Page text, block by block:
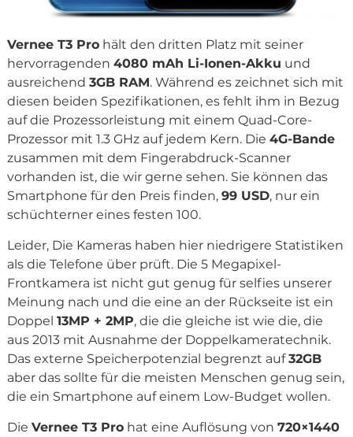
Vernee T3 Prohält den dritten Platz mit seiner
hervorragenden 4080 mAh Li-Ionen-Akku und
ausreichend 3GB RAM. Während es zeichnet sich mit
diesen beiden Spezifikationen, es fehlt ihm in Bezug
auf die Prozessorleistung mit einem Quad-Core-
Prozessor mit 1.3 GHz auf jedem Kern. Die 4G-Bande
zusammen mit dem Fingerabdruck-Scanner
vorhanden ist, die wir gerne sehen. Sie können das
Smartphone für den Preis finden, 99 USD, nur ein
schüchterner eines festen 100.
Leider, Die Kameras haben hier niedrigere Statistiken
als die Telefone über prüft. Die 5 Megapixel-
Frontkamera ist nicht gut genug für selfies unserer
Meinung nach und die eine an der Rückseite ist ein
Doppel 13MP + 2MP, die die gleiche ist wie die, die
aus 2013 mit Ausnahme der Doppelkameratechnik.
Das externe Speicherpotenzial begrenzt auf32GB
aber das sollte für die meisten Menschen genug sein,
die ein Smartphone auf einem Low-Budget wollen.
Die Vernee T3 Prohat eine Auflösung von 720×1440